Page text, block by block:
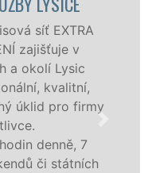
nabízíme
státní